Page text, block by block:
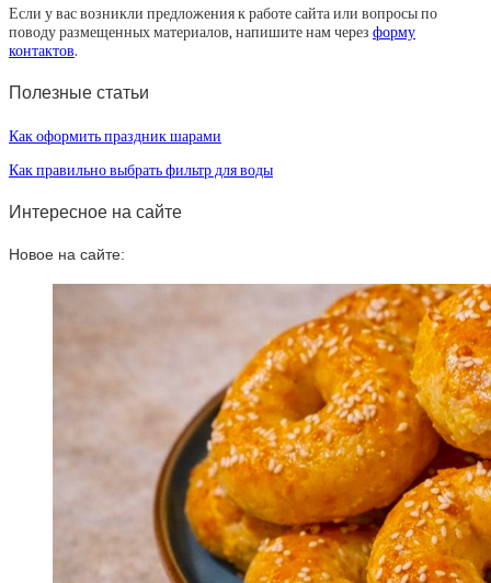
Если у вас возникли предложения к работе сайта или вопросы по
поводу размещенных материалов, напишите нам через форму
контактов.
Полезные статьи
Как оформить праздник шарами
Как правильно выбрать фильтр для воды
Интересное на сайте
Новое на сайте: